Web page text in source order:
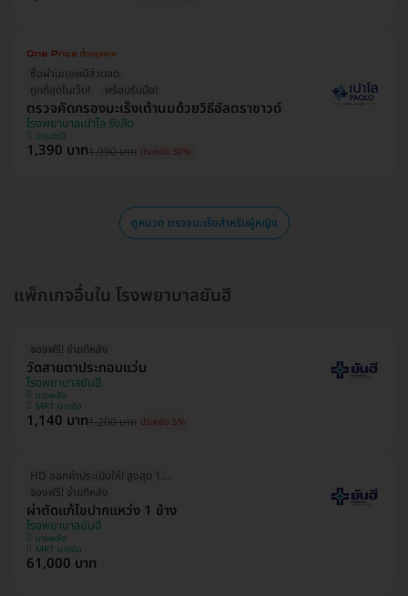
ซื้อผ่านเเอพมีส่วนลด
ถูกที่สุดในเว็บ!
พร้อมรับมือ!
ตรวจคัดกรองมะเร็งเต้านมด้วยวิธีอัลตราซาวด์
โรงพยาบาลเปาโล รังสิต
ปทุมธานี
1,390 บาท1,990 บาท ประหยัด 30%
ดูหมวด ตรวจมะเร็งสำหรับผู้หญิง
แพ็กเกจอื่นใน โรงพยาบาลยันฮี
จองฟรี! จ่ายทีหลัง
วัดสายตาประกอบแว่น
โรงพยาบาลยันฮี
บางพลัด
MRT บางอ้อ
1,140 บาท1,200 บาท ประหยัด 5%
HD ออกค่าประเมินให้! สูงสุด 1500 บ.
จองฟรี! จ่ายทีหลัง
ผ่าตัดแก้ไขปากแหว่ง 1 ข้าง
โรงพยาบาลยันฮี
บางพลัด
MRT บางอ้อ
61,000 บาท